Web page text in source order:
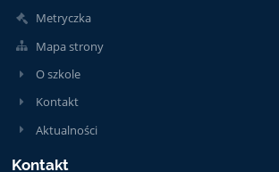
Metryczka
Mapa strony
O szkole
Kontakt
Aktualności
Kontakt